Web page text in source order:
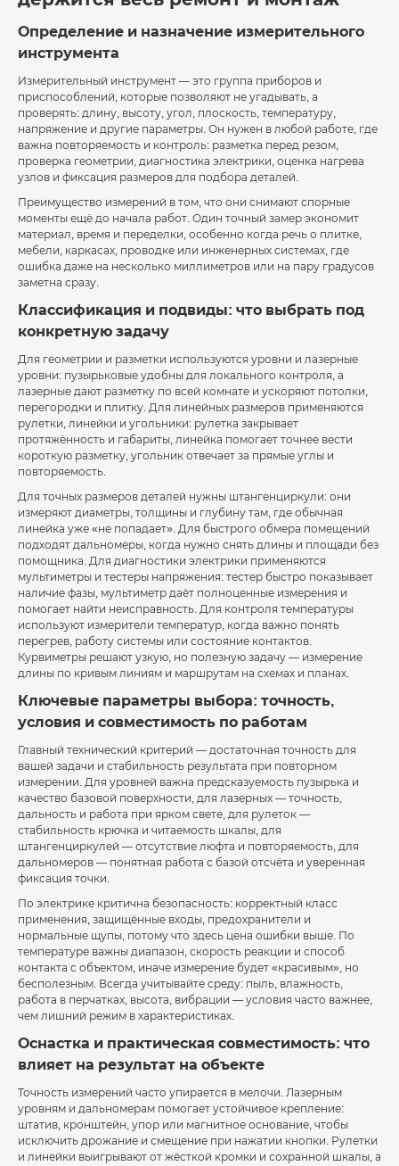
Определение и назначение измерительного
инструмента
Измерительный инструмент — это группа приборов и
приспособлений, которые позволяют не угадывать, а
проверять: длину, высоту, угол, плоскость, температуру,
напряжение и другие параметры. Он нужен в любой работе, где
важна повторяемость и контроль: разметка перед резом,
проверка геометрии, диагностика электрики, оценка нагрева
узлов и фиксация размеров для подбора деталей.
Преимущество измерений в том, что они снимают спорные
моменты ещё до начала работ. Один точный замер экономит
материал, время и переделки, особенно когда речь о плитке,
мебели, каркасах, проводке или инженерных системах, где
ошибка даже на несколько миллиметров или на пару градусов
заметна сразу.
Классификация и подвиды: что выбрать под
конкретную задачу
Для геометрии и разметки используются уровни и лазерные
уровни: пузырьковые удобны для локального контроля, а
лазерные дают разметку по всей комнате и ускоряют потолки,
перегородки и плитку. Для линейных размеров применяются
рулетки, линейки и угольники: рулетка закрывает
протяжённость и габариты, линейка помогает точнее вести
короткую разметку, угольник отвечает за прямые углы и
повторяемость.
Для точных размеров деталей нужны штангенциркули: они
измеряют диаметры, толщины и глубину там, где обычная
линейка уже «не попадает». Для быстрого обмера помещений
подходят дальномеры, когда нужно снять длины и площади без
помощника. Для диагностики электрики применяются
мультиметры и тестеры напряжения: тестер быстро показывает
наличие фазы, мультиметр даёт полноценные измерения и
помогает найти неисправность. Для контроля температуры
используют измерители температур, когда важно понять
перегрев, работу системы или состояние контактов.
Курвиметры решают узкую, но полезную задачу — измерение
длины по кривым линиям и маршрутам на схемах и планах.
Ключевые параметры выбора: точность,
условия и совместимость по работам
Главный технический критерий — достаточная точность для
вашей задачи и стабильность результата при повторном
измерении. Для уровней важна предсказуемость пузырька и
качество базовой поверхности, для лазерных — точность,
дальность и работа при ярком свете, для рулеток —
стабильность крючка и читаемость шкалы, для
штангенциркулей — отсутствие люфта и повторяемость, для
дальномеров — понятная работа с базой отсчёта и уверенная
фиксация точки.
По электрике критична безопасность: корректный класс
применения, защищённые входы, предохранители и
нормальные щупы, потому что здесь цена ошибки выше. По
температуре важны диапазон, скорость реакции и способ
контакта с объектом, иначе измерение будет «красивым», но
бесполезным. Всегда учитывайте среду: пыль, влажность,
работа в перчатках, высота, вибрации — условия часто важнее,
чем лишний режим в характеристиках.
Оснастка и практическая совместимость: что
влияет на результат на объекте
Точность измерений часто упирается в мелочи. Лазерным
уровням и дальномерам помогает устойчивое крепление:
штатив, кронштейн, упор или магнитное основание, чтобы
исключить дрожание и смещение при нажатии кнопки. Рулетки
и линейки выигрывают от жёсткой кромки и сохранной шкалы, а